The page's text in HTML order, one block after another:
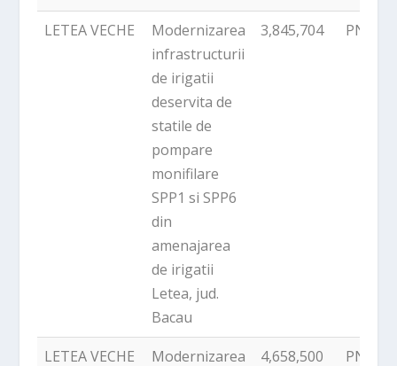
LETEA VECHE
Modernizarea
infrastructurii
de irigatii
deservita de
statile de
pompare
monifilare
SPP1 si SPP6
din
amenajarea
de irigatii
Letea, jud.
Bacau
3,845,704 PNDR
LETEA VECHE
Modernizarea
4,658,500 PNDR